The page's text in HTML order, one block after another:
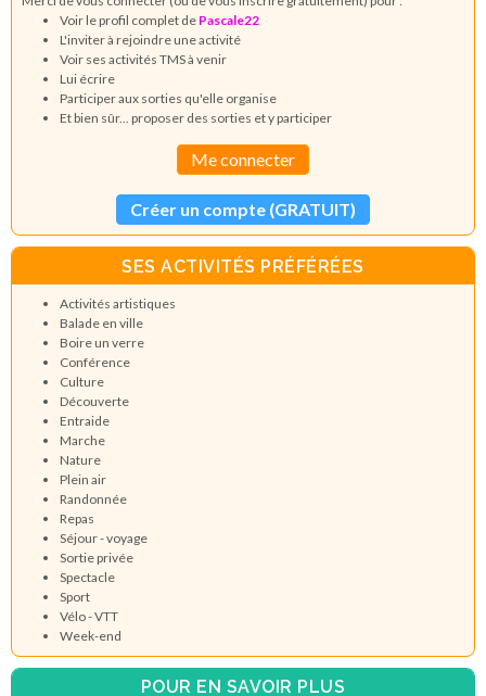
Voir le profil complet de Pascale22
L'inviter à rejoindre une activité
Voir ses activités TMS à venir
Lui écrire
Participer aux sorties qu'elle organise
Et bien sûr... proposer des sorties et y participer
Me connecter
Créer un compte (GRATUIT)
SES ACTIVITÉS PRÉFÉRÉES
Activités artistiques
Balade en ville
Boire un verre
Conférence
Culture
Découverte
Entraide
Marche
Nature
Plein air
Randonnée
Repas
Séjour - voyage
Sortie privée
Spectacle
Sport
Vélo - VTT
Week-end
POUR EN SAVOIR PLUS